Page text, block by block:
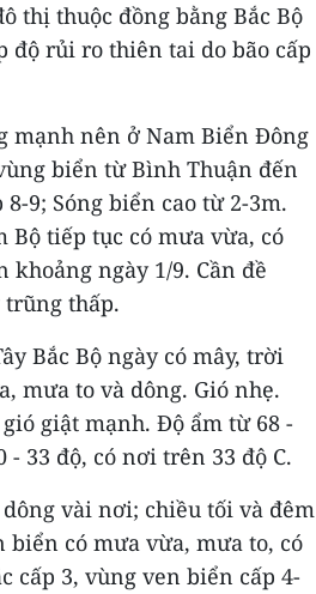
thị thuộc đồng bằng Bắc Bộ
độ rủi ro thiên tai do bão cấp
mạnh nên ở Nam Biển Đông
biển từ Bình Thuận đến
9; Sóng biển cao từ 2-3m.
Bộ tiếp tục có mưa vừa, có
ngày 1/9. Cần đề
trũng thấp.
Bắc Bộ ngày có mây, trời
mưa to và dông. Gió nhẹ.
giật mạnh. Độ ẩm từ 68 -
- 33 độ, có nơi trên 33 độ C.
vài nơi; chiều tối và đêm
biển có mưa vừa, mưa to, có
cấp 3, vùng ven biển cấp 4-